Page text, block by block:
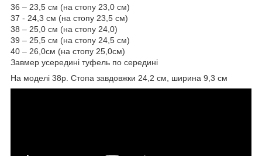
36 – 23,5 см (на стопу 23,0 см)
37 - 24,3 см (на стопу 23,5 см)
38 – 25,0 см (на стопу 24,0)
39 – 25,5 см (на стопу 24,5 см)
40 – 26,0см (на стопу 25,0см)
Завмер усередині туфель по середині
На моделі 38р. Стопа завдовжки 24,2 см, ширина 9,3 см